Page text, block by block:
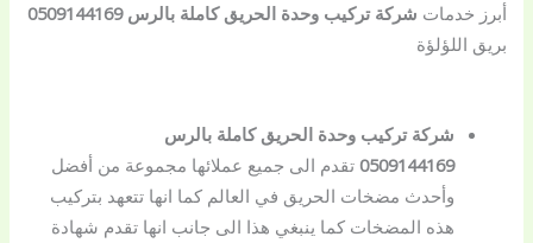
أبرز خدمات شركة تركيب وحدة الحريق كاملة بالرس 0509144169
بريق اللؤلؤة
شركة تركيب وحدة الحريق كاملة بالرس
0509144169 تقدم الى جميع عملائها مجموعة من أفضل
وأحدث مضخات الحريق في العالم كما انها تتعهد بتركيب
هذه المضخات كما ينبغي هذا الى جانب انها تقدم شهادة